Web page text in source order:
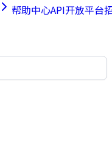
帮助中心API开放平台